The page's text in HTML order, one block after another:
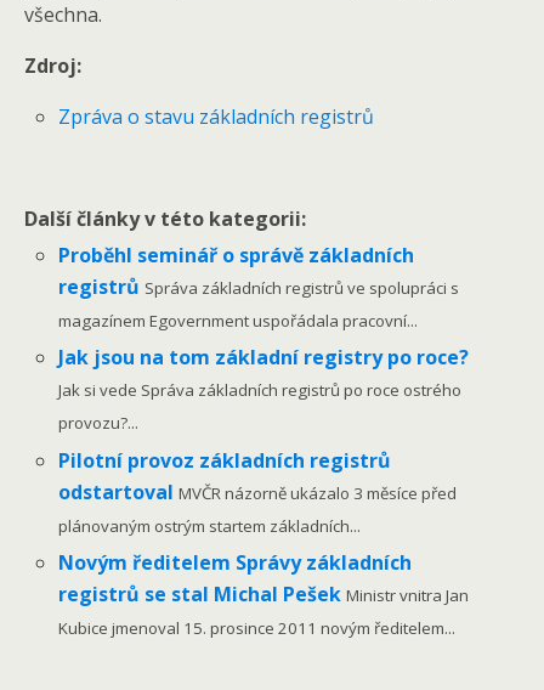
všechna.
Zdroj:
Zpráva o stavu základních registrů
Další články v této kategorii:
Proběhl seminář o správě základních
registrů Správa základních registrů ve spolupráci s
magazínem Egovernment uspořádala pracovní...
Jak jsou na tom základní registry po roce?
Jak si vede Správa základních registrů po roce ostrého
provozu?...
Pilotní provoz základních registrů
odstartovalMVČR názorně ukázalo 3 měsíce před
plánovaným ostrým startem základních...
Novým ředitelem Správy základních
registrů se stal Michal PešekMinistr vnitra Jan
Kubice jmenoval 15. prosince 2011 novým ředitelem...